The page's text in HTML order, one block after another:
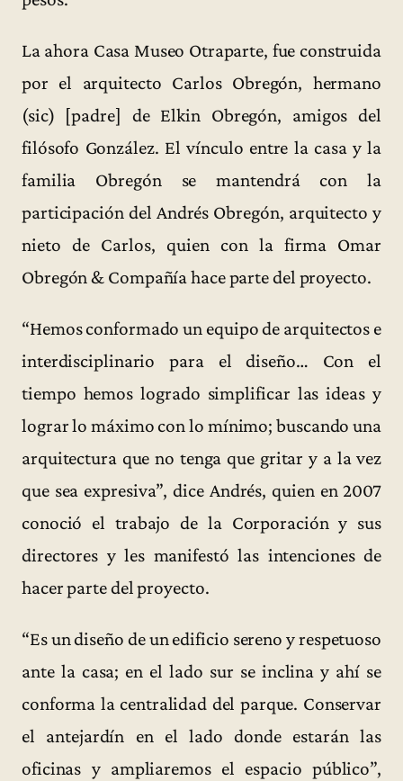
La ahora Casa Museo Otraparte, fue construida
por el arquitecto Carlos Obregón, hermano
(sic) [padre] de Elkin Obregón, amigos del
filósofo González. El vínculo entre la casa y la
familia Obregón se mantendrá con la
participación del Andrés Obregón, arquitecto y
nieto de Carlos, quien con la firma Omar
Obregón & Compañía hace parte del proyecto.
“Hemos conformado un equipo de arquitectos e
interdisciplinario para el diseño… Con el
tiempo hemos logrado simplificar las ideas y
lograr lo máximo con lo mínimo; buscando una
arquitectura que no tenga que gritar y a la vez
que sea expresiva”, dice Andrés, quien en 2007
conoció el trabajo de la Corporación y sus
directores y les manifestó las intenciones de
hacer parte del proyecto.
“Es un diseño de un edificio sereno y respetuoso
ante la casa; en el lado sur se inclina y ahí se
conforma la centralidad del parque. Conservar
el antejardín en el lado donde estarán las
oficinas y ampliaremos el espacio público”,